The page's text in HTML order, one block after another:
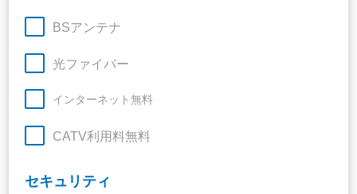
BSアンテナ
光ファイバー
インターネット無料
CATV利用料無料
セキュリティ